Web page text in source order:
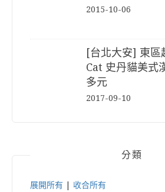
2015-10-06
[台北大安] 東區
Cat 史丹貓美式
多元
2017-09-10
分類
展開所有
收合所有